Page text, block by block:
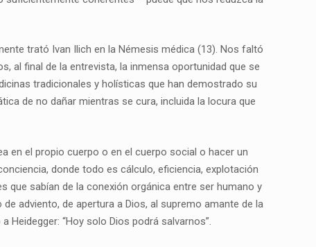
trató Ivan Ilich en la Némesis médica (13). Nos faltó
al final de la entrevista, la inmensa oportunidad que se
tradicionales y holísticas que han demostrado su
de no dañar mientras se cura, incluida la locura que
en el propio cuerpo o en el cuerpo social o hacer un
donde todo es cálculo, eficiencia, explotación
que sabían de la conexión orgánica entre ser humano y
adviento, de apertura a Dios, al supremo amante de la
“Hoy solo Dios podrá salvarnos”.